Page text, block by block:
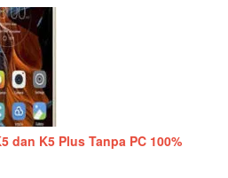
dan K5 Plus Tanpa PC 100%